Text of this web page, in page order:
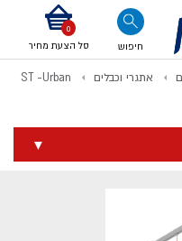
חיפוש סל הצעת מחיר
אתגרי וכבלים
ST -Urban